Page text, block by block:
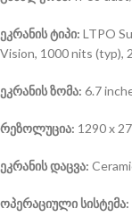
ეკრანის ტიპი: LTPO
Vision, 1000 nits (typ),
ეკრანის ზომა: 6.7
რეზოლუცია: 1290 x
ეკრანის დაცვა:
ოპერაციული სისტემა: